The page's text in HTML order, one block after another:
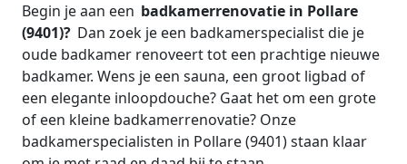
Begin je aan een badkamerrenovatie in Pollare
(9401)? Dan zoek je een badkamerspecialist die je
oude badkamer renoveert tot een prachtige nieuwe
badkamer. Wens je een sauna, een groot ligbad of
een elegante inloopdouche? Gaat het om een grote
of een kleine badkamerrenovatie? Onze
badkamerspecialisten in Pollare (9401) staan klaar